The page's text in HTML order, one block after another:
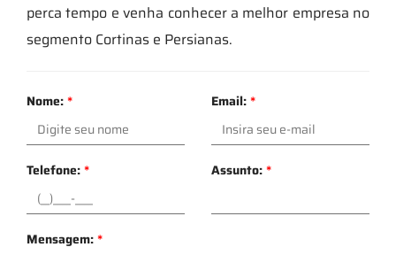
perca tempo e venha conhecer a melhor empresa no
segmento Cortinas e Persianas.
Nome:* Email:*
Telefone:* Assunto:*
Mensagem:*